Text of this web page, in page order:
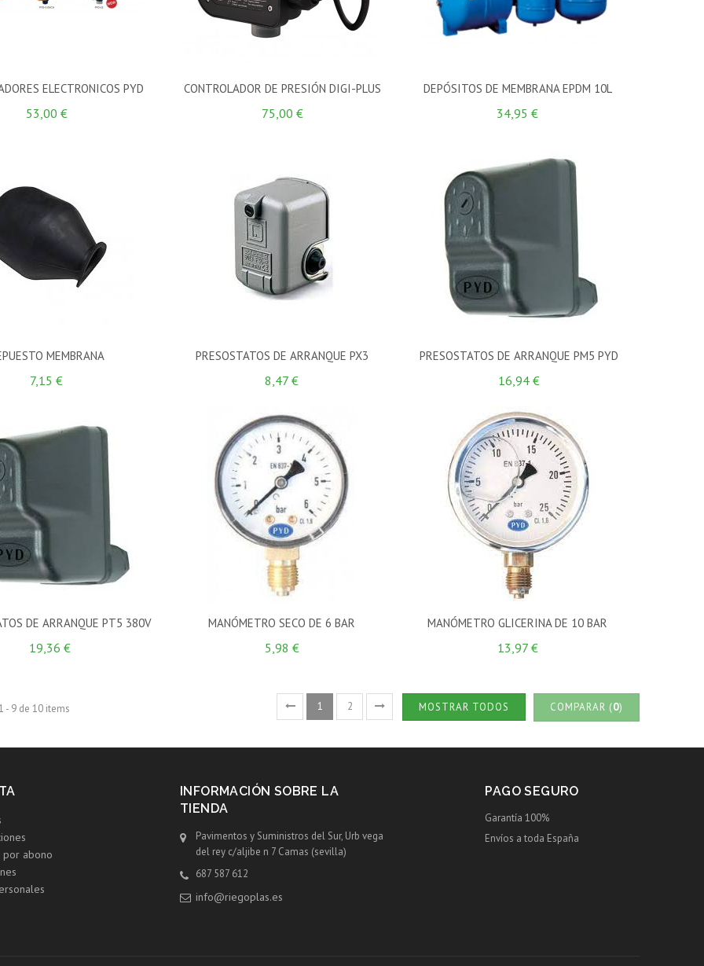
ELECTRONICOS PYD
53,00 €
CONTROLADOR DE PRESIÓN DIGI-PLUS
75,00 €
DEPÓSITOS DE MEMBRANA EPDM 10L
34,95 €
MEMBRANA
7,15 €
PRESOSTATOS DE ARRANQUE PX3
8,47 €
PRESOSTATOS DE ARRANQUE PM5 PYD
16,94 €
DE ARRANQUE PT5 380V
19,36 €
MANÓMETRO SECO DE 6 BAR
5,98 €
MANÓMETRO GLICERINA DE 10 BAR
13,97 €
COMPARAR (0)
MOSTRAR TODOS
1 2
- 9 de 10 items
por abono
INFORMACIÓN SOBRE LA
TIENDA
Pavimentos y Suministros del Sur, Urb vega
del rey c/aljibe n 7 Camas (sevilla)
687 587 612
info@riegoplas.es
PAGO SEGURO
Garantía 100%
Envíos a toda España